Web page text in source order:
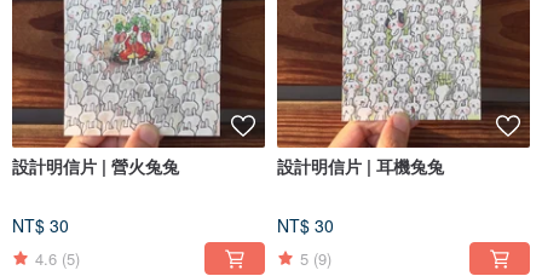
設計明信片 | 營火兔兔
NT$ 30
4.6 (5)
設計明信片 | 耳機兔兔
NT$ 30
5 (9)